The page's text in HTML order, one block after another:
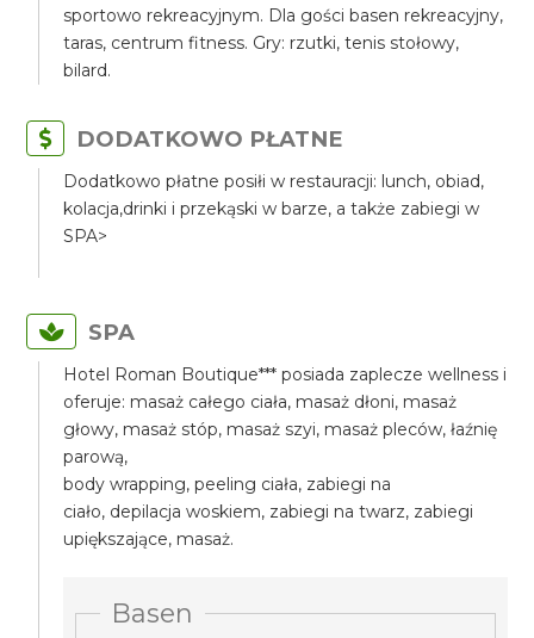
sportowo rekreacyjnym. Dla gości basen rekreacyjny,
taras, centrum fitness. Gry: rzutki, tenis stołowy,
bilard.
DODATKOWO PŁATNE
Dodatkowo płatne posiłi w restauracji: lunch, obiad,
kolacja,drinki i przekąski w barze, a także zabiegi w
SPA>
SPA
Hotel Roman Boutique*** posiada zaplecze wellness i
oferuje: masaż całego ciała, masaż dłoni, masaż
głowy, masaż stóp, masaż szyi, masaż pleców, łaźnię
parową,
body wrapping, peeling ciała, zabiegi na
ciało, depilacja woskiem, zabiegi na twarz, zabiegi
upiększające, masaż.
Basen